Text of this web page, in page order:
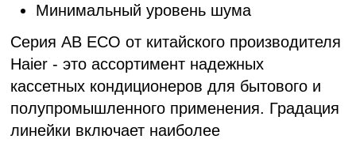
Минимальный уровень шума
Серия AB ECO от китайского производителя
Haier - это ассортимент надежных
кассетных кондиционеров для бытового и
полупромышленного применения. Градация
линейки включает наиболее